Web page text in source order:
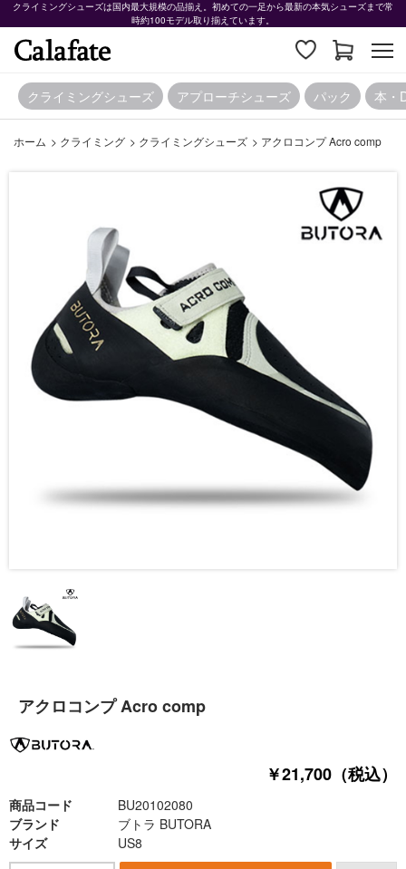
クライミングシューズは国内最大規模の品揃え。初めての一足から最新の本気シューズまで常
時約100モデル取り揃えています。
クライミングシューズ アプローチシューズ パック 本・
ホーム > クライミング > クライミングシューズ > アクロコンプ Acro comp
アクロコンプ Acro comp
￥21,700（税込）
商品コード
BU20102080
ブランド
ブトラ BUTORA
サイズ
US8